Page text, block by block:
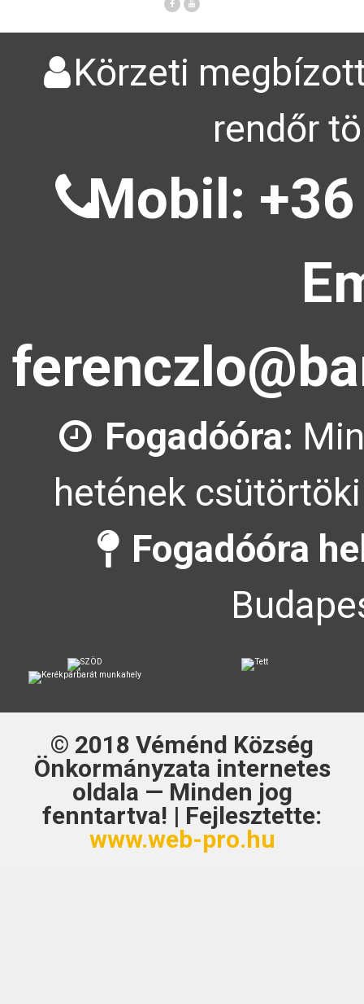
Körzeti
rendőr
Mobil:
Fogadóóra:
hetének
Fogadóóra
© 2018 Véménd Község
Önkormányzata internetes
oldala — Minden jog
fenntartva! | Fejlesztette:
www.web-pro.hu